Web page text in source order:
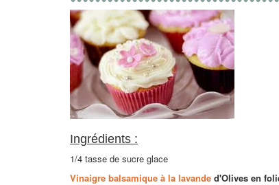
Ingrédients :
1/4 tasse de sucre glace
Vinaigre balsamique à la lavande d'Olives en